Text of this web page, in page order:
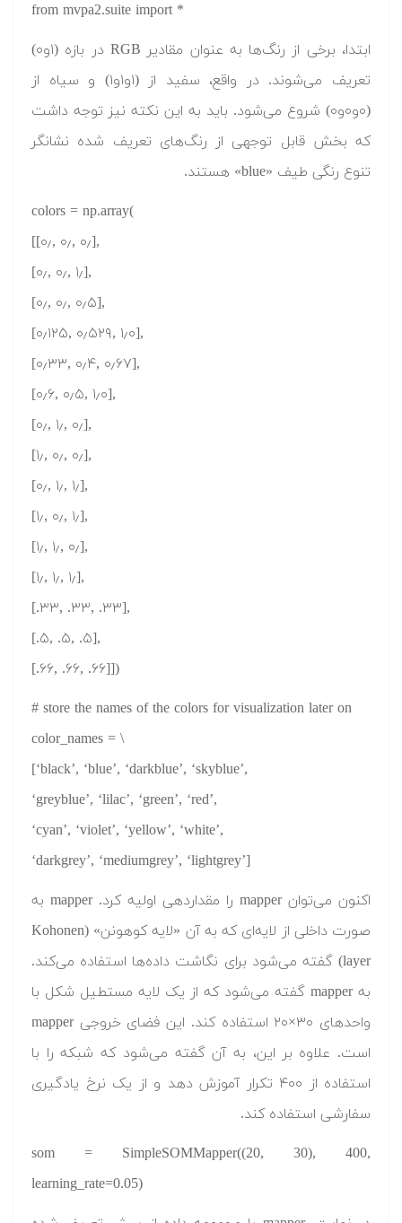
from mvpa2.suite import *
ابتدا، برخی از رنگ‌ها به عنوان مقادیر RGB در بازه (۱و۰)
تعریف می‌شوند. در واقع، سفید از (۱و۱و۱) و سیاه از
(۰و۰و۰) شروع می‌شود. باید به این نکته نیز توجه داشت
که بخش قابل توجهی از رنگ‌های تعریف شده نشانگر
تنوع رنگی طیف «blue» هستند.
colors = np.array(
[[۰٫, ۰٫, ۰٫],
[۰٫, ۰٫, ۱٫],
[۰٫, ۰٫, ۰٫۵],
[۰٫۱۲۵, ۰٫۵۲۹, ۱٫۰],
[۰٫۳۳, ۰٫۴, ۰٫۶۷],
[۰٫۶, ۰٫۵, ۱٫۰],
[۰٫, ۱٫, ۰٫],
[۱٫, ۰٫, ۰٫],
[۰٫, ۱٫, ۱٫],
[۱٫, ۰٫, ۱٫],
[۱٫, ۱٫, ۰٫],
[۱٫, ۱٫, ۱٫],
[.۳۳, .۳۳, .۳۳],
[.۵, .۵, .۵],
[.۶۶, .۶۶, .۶۶]])
# store the names of the colors for visualization later on
color_names = \
[‘black’, ‘blue’, ‘darkblue’, ‘skyblue’,
‘greyblue’, ‘lilac’, ‘green’, ‘red’,
‘cyan’, ‘violet’, ‘yellow’, ‘white’,
‘darkgrey’, ‘mediumgrey’, ‘lightgrey’]
اکنون می‌توان mapper را مقداردهی اولیه کرد. mapper به
صورت داخلی از لایه‌ای که به آن «لایه کوهونن» (Kohonen
layer) گفته می‌شود برای نگاشت داده‌ها استفاده می‌کند.
به mapper گفته می‌شود که از یک لایه مستطیل شکل با
واحدهای ۳۰×۲۰ استفاده کند. این فضای خروجی mapper
است. علاوه بر این، به آن گفته می‌شود که شبکه را با
استفاده از ۴۰۰ تکرار آموزش دهد و از یک نرخ یادگیری
سفارشی استفاده کند.
som = SimpleSOMMapper((20, 30), 400,
learning_rate=0.05)